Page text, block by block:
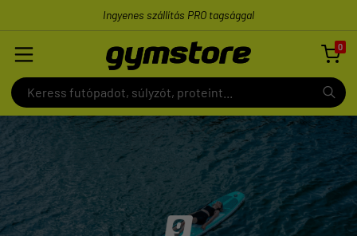
Ingyenes szállítás PRO tagsággal
0
